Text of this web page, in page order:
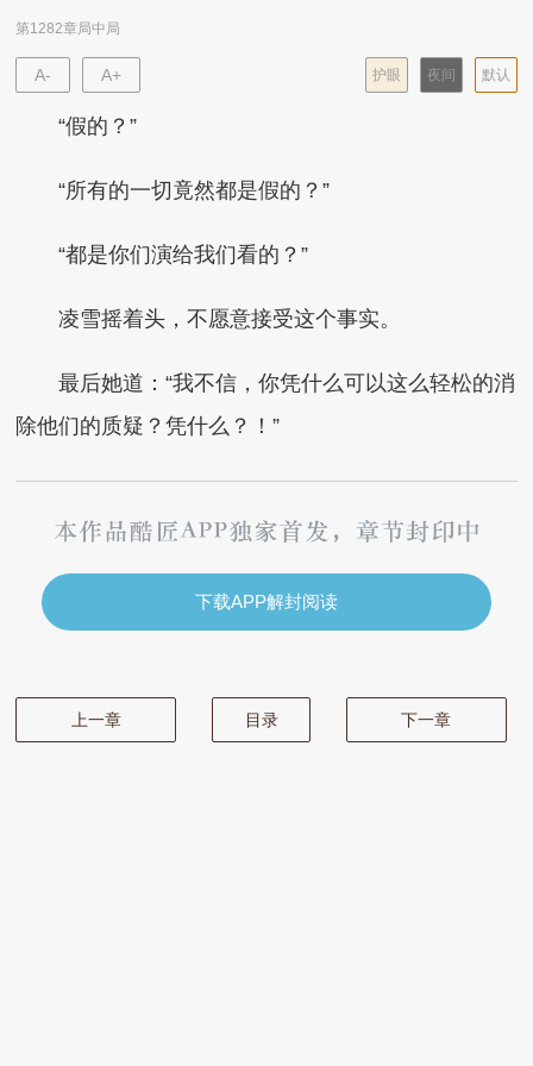
第1282章局中局
A- A+ 默认
夜间
护眼
“假的？”
“所有的一切竟然都是假的？”
“都是你们演给我们看的？”
凌雪摇着头，不愿意接受这个事实。
最后她道：“我不信，你凭什么可以这么轻松的消
除他们的质疑？凭什么？！”
下载APP解封阅读
上一章 目录 下一章